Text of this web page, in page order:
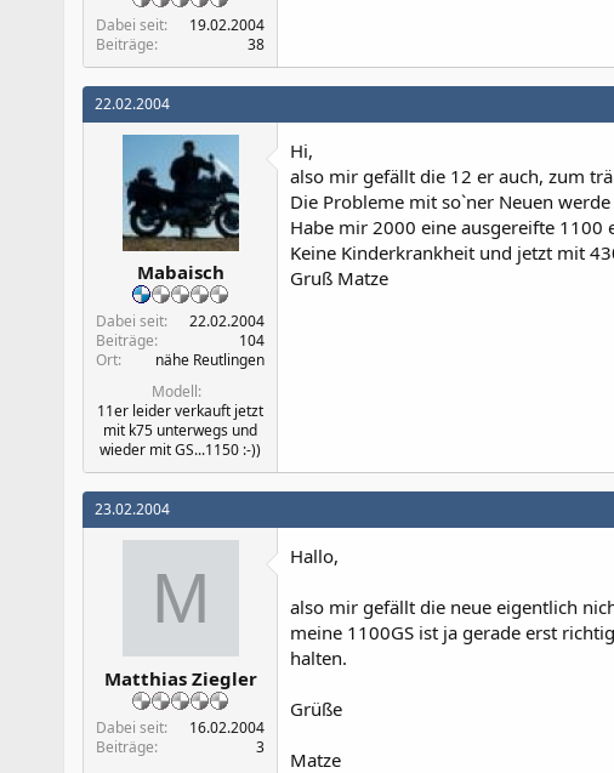
Dabei seit
19.02.2004
Beiträge
38
22.02.2004
Mabaisch
Dabei seit
22.02.2004
Beiträge
104
Ort
nähe Reutlingen
Modell
11er leider verkauft jetzt
mit k75 unterwegs und
wieder mit GS...1150 :-))
Hi,
also mir gefällt die 12 er auch, zum
Die Probleme mit so`ner Neuen
Habe mir 2000 eine ausgereifte
Keine Kinderkrankheit und jetzt mit
Gruß Matze
23.02.2004
M
Matthias Ziegler
Dabei seit
16.02.2004
Beiträge
3
Hallo,
also mir gefällt die neue eigentlich
meine 1100GS ist ja gerade erst
halten.
Grüße
Matze